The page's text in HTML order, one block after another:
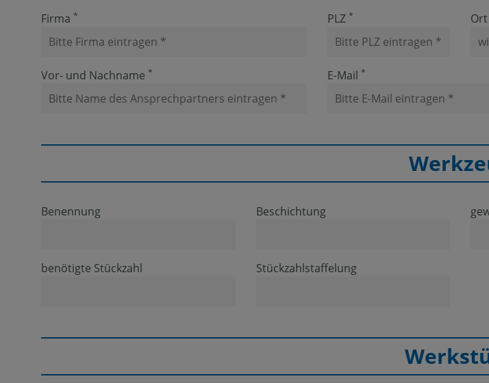
Firma * PLZ * Ort
Vor- und Nachname * E-Mail *
Benennung Beschichtung
benötigte Stückzahl Stückzahlstaffelung